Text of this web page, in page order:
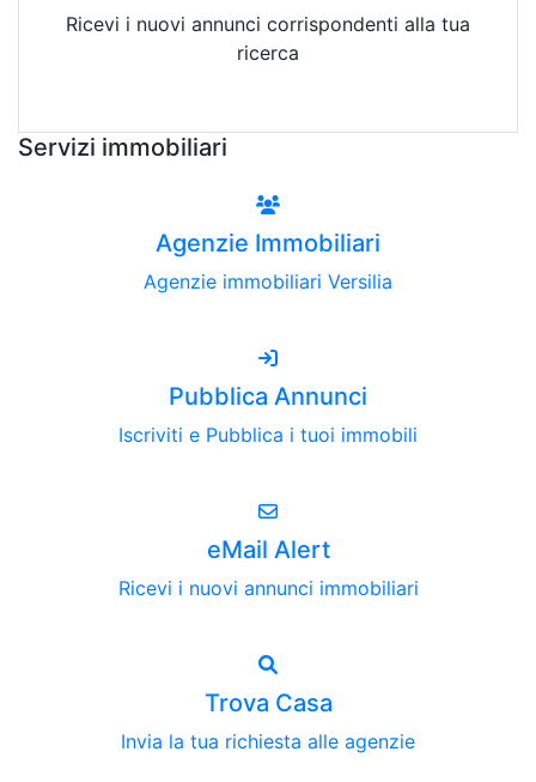
Ricevi i nuovi annunci corrispondenti alla tua
ricerca
Servizi immobiliari
Agenzie Immobiliari
Agenzie immobiliari Versilia
Pubblica Annunci
Iscriviti e Pubblica i tuoi immobili
eMail Alert
Ricevi i nuovi annunci immobiliari
Trova Casa
Invia la tua richiesta alle agenzie